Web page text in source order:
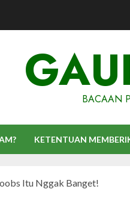
BACAAN
KETENTUAN
Itu Nggak Banget!